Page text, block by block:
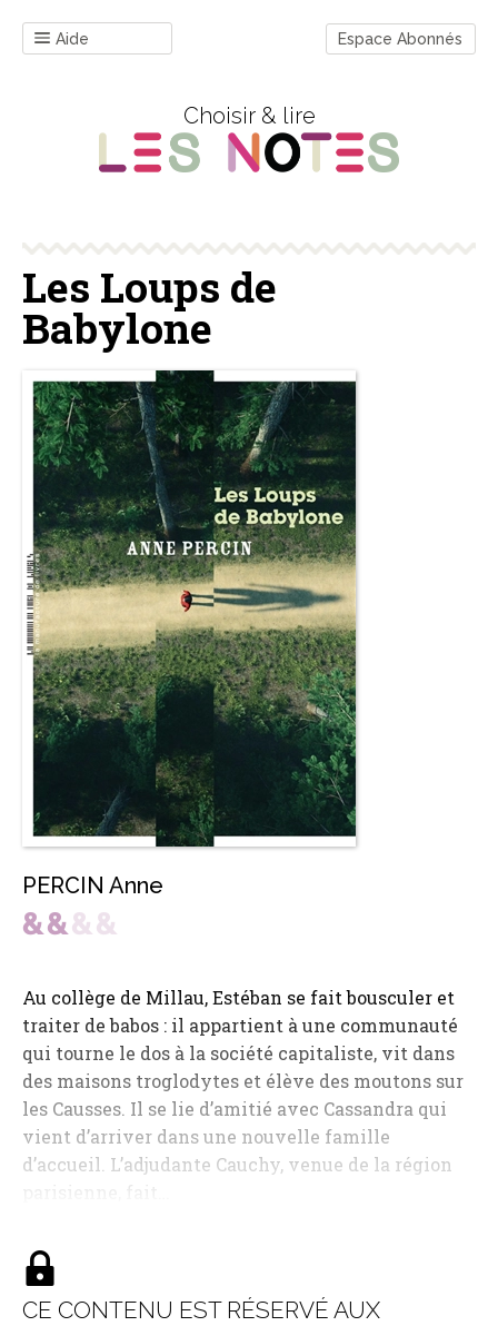
Aide Espace Abonnés
Choisir & lire
Les Loups de
Babylone
PERCIN Anne
Au collège de Millau, Estéban se fait bousculer et
traiter de babos : il appartient à une communauté
qui tourne le dos à la société capitaliste, vit dans
des maisons troglodytes et élève des moutons sur
les Causses. Il se lie d’amitié avec Cassandra qui
vient d’arriver dans une nouvelle famille
d’accueil. L’adjudante Cauchy, venue de la région
parisienne, fait…
CE CONTENU EST RÉSERVÉ AUX